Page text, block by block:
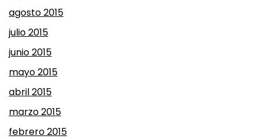
agosto 2015
julio 2015
junio 2015
mayo 2015
abril 2015
marzo 2015
febrero 2015